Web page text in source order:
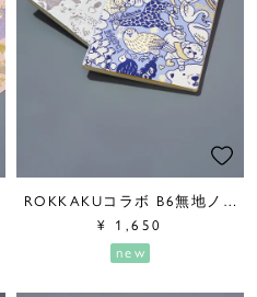
ROKKAKUコラボ B6無地ノート
¥ 1,650
new